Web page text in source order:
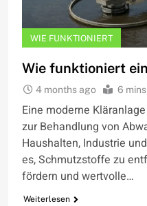
WIE FUNKTIONIERT
Wie funktioniert
4 months ago 6 mins
Eine moderne
zur Behandlung von
Haushalten, Industrie
es, Schmutzstoffe zu
fördern und wertvolle…
Weiterlesen